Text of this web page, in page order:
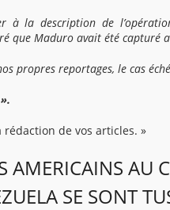
à la description de
que Maduro avait été capturé
propres reportages, le cas
de vos articles. »
AMERICAINS AU
SE SONT